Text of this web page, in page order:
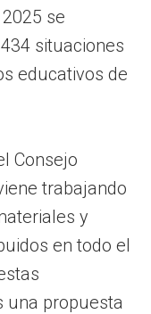
se
situaciones
educativos de
Consejo
trabajando
y
en todo el
una propuesta